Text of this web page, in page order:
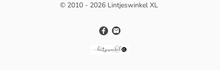
© 2010 - 2026 Lintjeswinkel XL